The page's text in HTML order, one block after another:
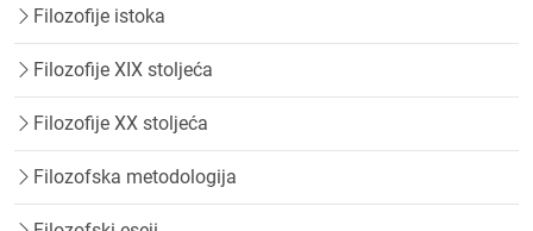
Filozofije istoka
Filozofije XIX stoljeća
Filozofije XX stoljeća
Filozofska metodologija